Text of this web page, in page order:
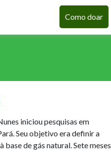
Como doar
iniciou pesquisas em
Seu objetivo era definir a
de gás natural. Sete meses